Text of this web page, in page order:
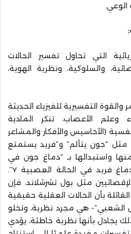
التي تحاول تفسير الحالات
والسلوكية، ونظرية الهوية،
التفسيرية للفيزياء الحديثة
وعلم الأعصاب، تنكر المادية
(الأحاسيس والأفكار والمشاعر
“جون يتألم” و”فريد يستمتع
واستبدالها بـ “دماغ جون في
الحالة العصبية X” و”دماغ فريد في الحالة العصبية Y”.
مثل بول تشرشلاند، فإن
بأن الحالات العقلية حقيقية
الشعبي”- هي مجرد نظرية، وتخلو
يجادل بأنها نظرية خاطئة، يؤدي